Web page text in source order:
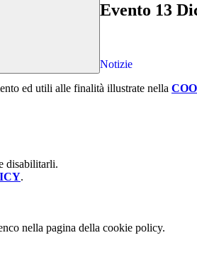
Evento 13
Notizie
ed utili alle finalità illustrate nella
disabilitarli.
.
nella pagina della cookie policy.